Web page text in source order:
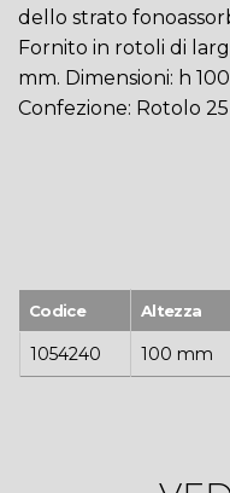
dello strato
Fornito in rotoli di
mm. Dimensioni: h
Confezione: Rotolo
Codice Altezza
1054240 100 mm